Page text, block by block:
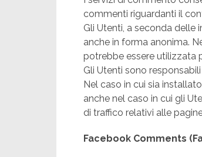
commenti riguardanti il
Gli Utenti, a seconda
anche in forma anonima.
potrebbe essere utilizzata
Gli Utenti sono
Nel caso in cui sia
anche nel caso in cui gli
di traffico relativi alle
Facebook Comments